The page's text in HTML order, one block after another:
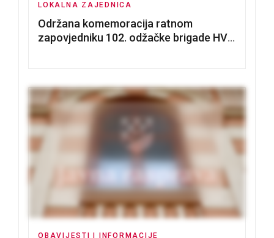
LOKALNA ZAJEDNICA
Održana komemoracija ratnom
zapovjedniku 102. odžačke brigade HVO
OBAVIJESTI I INFORMACIJE